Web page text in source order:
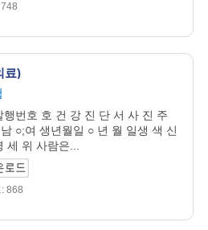
료)
번호 호 건 강 진 단 서 사 진 주
○;여 생년월일 ○ 년 월 일생 색 신
위 사람은...
868